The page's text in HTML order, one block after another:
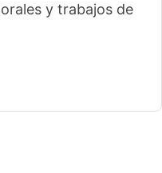
y trabajos de